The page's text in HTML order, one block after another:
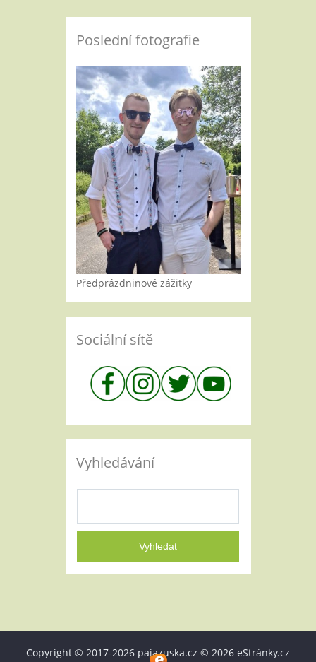
Poslední fotografie
Předprázdninové zážitky
Sociální sítě
Vyhledávání
Copyright © 2017-2026 pajazuska.cz © 2026 eStránky.cz